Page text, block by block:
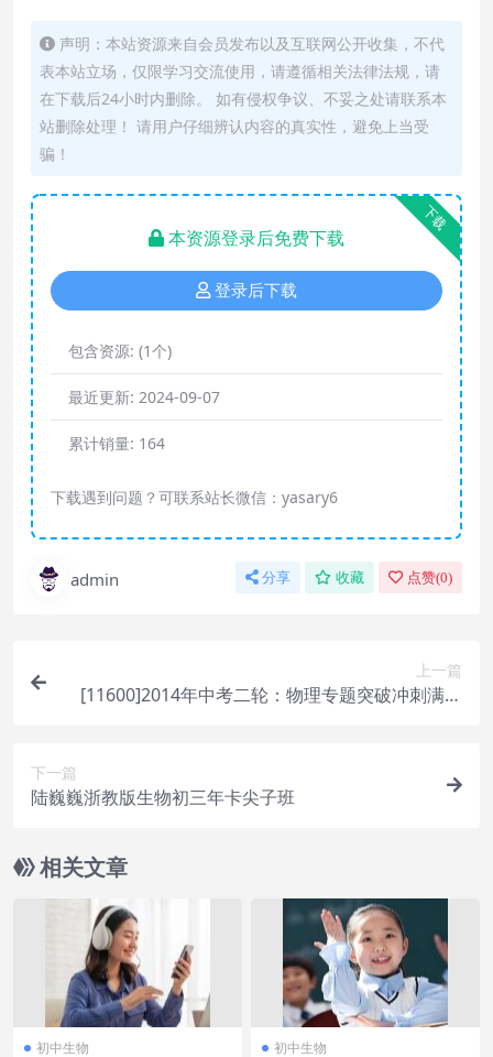
声明：本站资源来自会员发布以及互联网公开收集，不代
表本站立场，仅限学习交流使用，请遵循相关法律法规，请
在下载后24小时内删除。 如有侵权争议、不妥之处请联系本
站删除处理！ 请用户仔细辨认内容的真实性，避免上当受
骗！
下载
本资源登录后免费下载
登录后下载
包含资源: (1个)
最近更新: 2024-09-07
累计销量: 164
下载遇到问题？可联系站长微信：yasary6
admin 分享 收藏 点赞(0)
上一篇
[11600]2014年中考二轮：物理专题突破冲刺满分
下一篇
陆巍巍浙教版生物初三年卡尖子班
相关文章
初中生物 初中生物